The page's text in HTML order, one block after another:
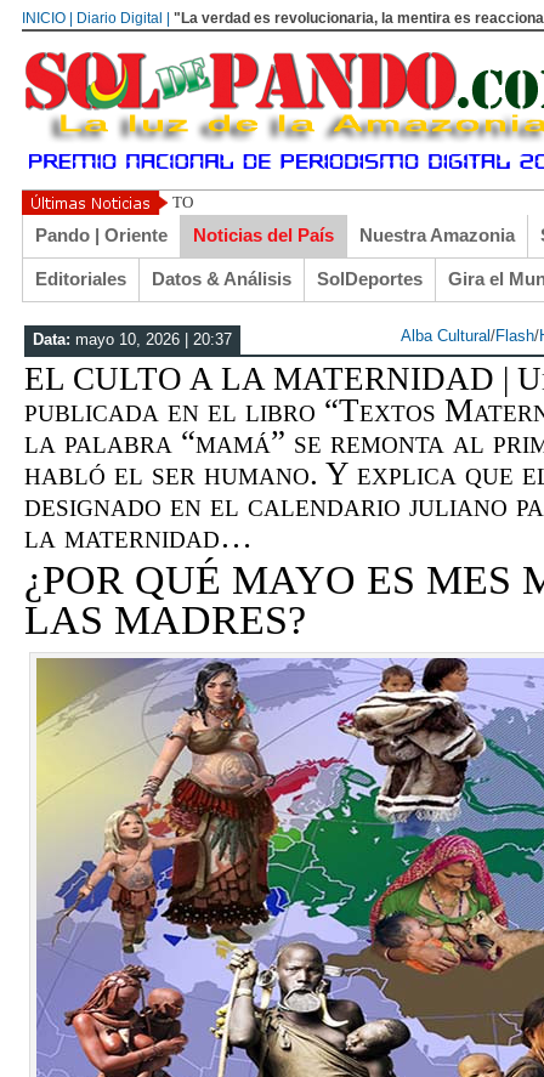
INICIO | Diario Digital | "La verdad es revolucionaria, la mentira es
TOÑO ARANÍBAR: RECUERDOS DE COCHABAMBA
Pando | Oriente Noticias del País Nuestra Amazonia
Editoriales Datos & Análisis SolDeportes Gira el
Data: mayo 10, 2026 | 20:37 Alba Cultural/Flash/
EL CULTO A LA MATERNIDAD |
publicada en el libro “Textos
la palabra “mamá” se remonta al
habló el ser humano. Y explica que
designado en el calendario juliano
la maternidad…
¿POR QUÉ MAYO ES MES
LAS MADRES?